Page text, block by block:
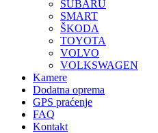
SUBARU
SMART
ŠKODA
TOYOTA
VOLVO
VOLKSWAGEN
Kamere
Dodatna oprema
GPS praćenje
FAQ
Kontakt